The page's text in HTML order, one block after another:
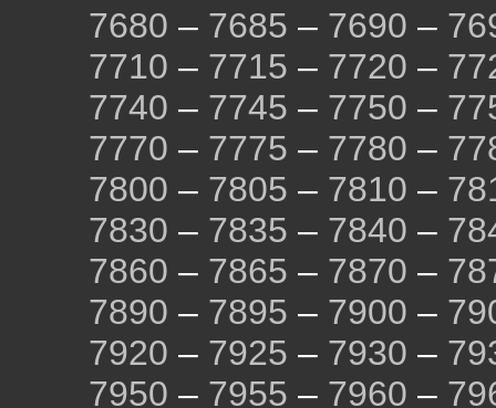
7680 – 7685 – 7690 –
7710 – 7715 – 7720 –
7740 – 7745 – 7750 –
7770 – 7775 – 7780 –
7800 – 7805 – 7810 –
7830 – 7835 – 7840 –
7860 – 7865 – 7870 –
7890 – 7895 – 7900 –
7920 – 7925 – 7930 –
7950 – 7955 – 7960 –